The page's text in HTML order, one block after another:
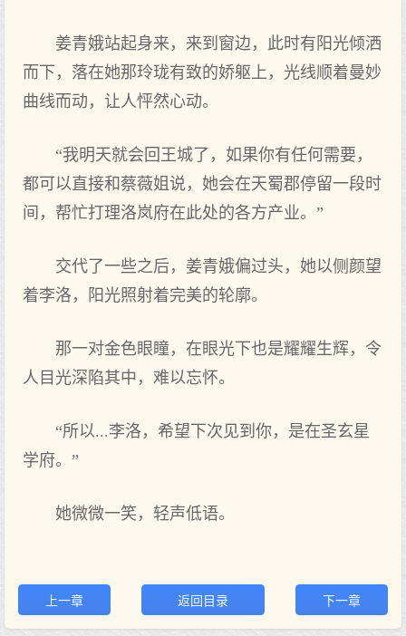
姜青娥站起身来，来到窗边，此时有阳光倾洒
而下，落在她那玲珑有致的娇躯上，光线顺着曼妙
曲线而动，让人怦然心动。
“我明天就会回王城了，如果你有任何需要，
都可以直接和蔡薇姐说，她会在天蜀郡停留一段时
间，帮忙打理洛岚府在此处的各方产业。”
交代了一些之后，姜青娥偏过头，她以侧颜望
着李洛，阳光照射着完美的轮廓。
那一对金色眼瞳，在眼光下也是耀耀生辉，令
人目光深陷其中，难以忘怀。
“所以...李洛，希望下次见到你，是在圣玄星
学府。”
她微微一笑，轻声低语。
上一章 返回目录 下一章